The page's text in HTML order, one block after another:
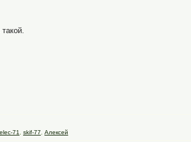
elec-71 skif-77 Алексей